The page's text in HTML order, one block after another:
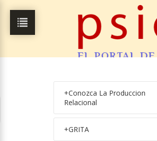
+Conozca La Produccion
Relacional
+GRITA